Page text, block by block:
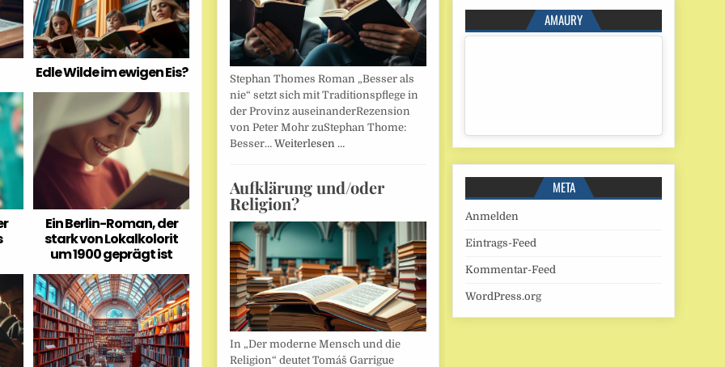
Edle Wilde im ewigen Eis?
Ein Berlin-Roman, der
stark von Lokalkolorit
um 1900 geprägt ist
Stephan Thomes Roman „Besser als
nie“ setzt sich mit Traditionspflege in
der Provinz auseinanderRezension
von Peter Mohr zuStephan Thome:
Besser… Weiterlesen …
Aufklärung und/oder
Religion?
In „Der moderne Mensch und die
Religion“ deutet Tomáš Garrigue
AMAURY
META
Anmelden
Eintrags-Feed
Kommentar-Feed
WordPress.org